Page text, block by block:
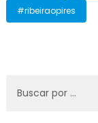
#ribeiraopires